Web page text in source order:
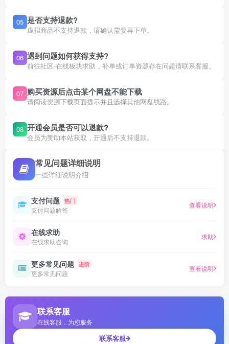
05 是否支持退款?
虚拟商品不支持退款，请确认需要再下单。
06 遇到问题如何获得支持?
前往社区-在线板块求助，补单或订单资源存在问题请联系客服。
07 购买资源后点击某个网盘不能下载
请阅读资源下载页面提示并且选择其他网盘线路。
08 开通会员是否可以退款?
会员为赞助本站获取，开通后不支持退款。
常见问题详细说明
一些详细说明介绍
支付问题 热门
支付问题解答
查看说明
在线求助
在线求助咨询
求助
更多常见问题 进阶
更多常见问题
查看说明
联系客服
在线客服，为您服务
联系客服